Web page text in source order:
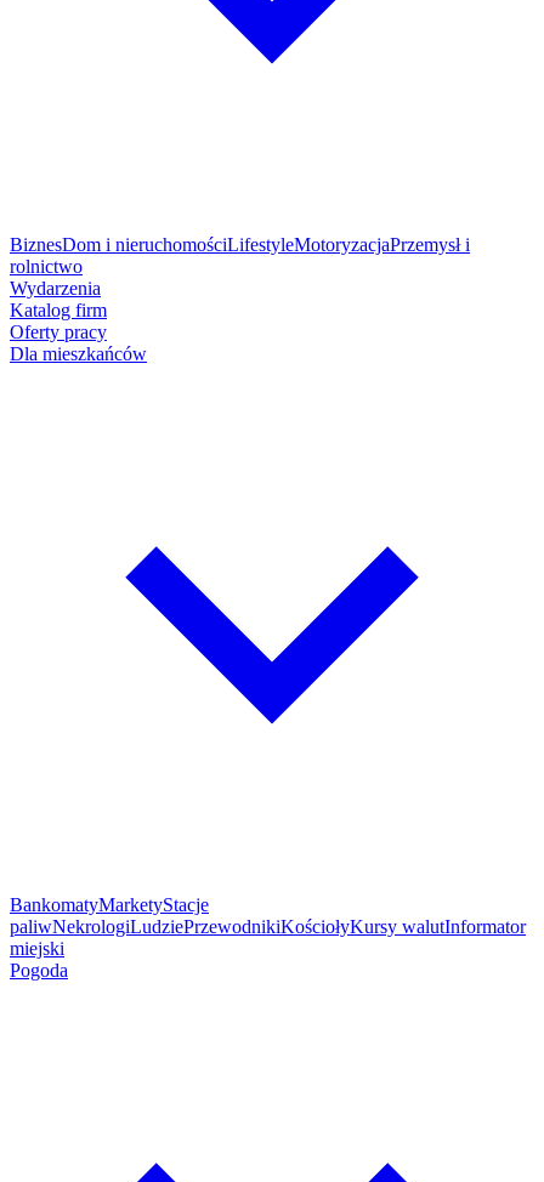
BiznesDom i nieruchomościLifestyleMotoryzacjaPrzemysł i
rolnictwo
Wydarzenia
Katalog firm
Oferty pracy
Dla mieszkańców
BankomatyMarketyStacje
paliwNekrologiLudziePrzewodnikiKościołyKursy walutInformator
miejski
Pogoda